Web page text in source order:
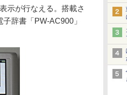
示が行なえる。搭載さ
辞書「PW-AC900」